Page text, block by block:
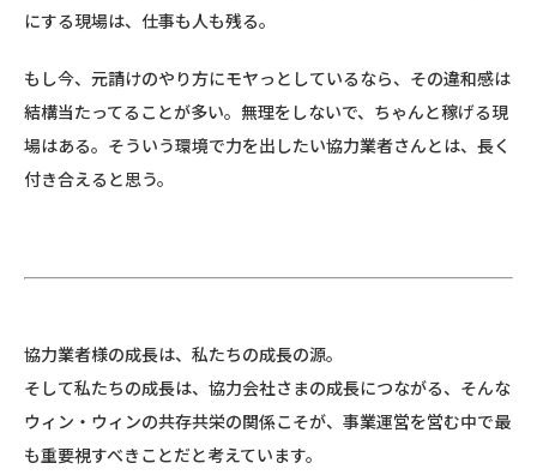
にする現場は、仕事も人も残る。
もし今、元請けのやり方にモヤっとしているなら、その違和感は
結構当たってることが多い。無理をしないで、ちゃんと稼げる現
場はある。そういう環境で力を出したい協力業者さんとは、長く
付き合えると思う。
協力業者様の成長は、私たちの成長の源。
そして私たちの成長は、協力会社さまの成長につながる、そんな
ウィン・ウィンの共存共栄の関係こそが、事業運営を営む中で最
も重要視すべきことだと考えています。